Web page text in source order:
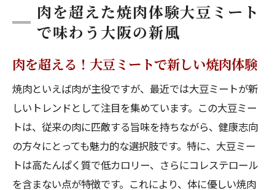
肉を超えた焼肉体験大豆ミート
で味わう大阪の新風
肉を超える！大豆ミートで新しい焼肉体験
焼肉といえば肉が主役ですが、最近では大豆ミートが新
しいトレンドとして注目を集めています。この大豆ミー
トは、従来の肉に匹敵する旨味を持ちながら、健康志向
の方々にとっても魅力的な選択肢です。特に、大豆ミー
トは高たんぱく質で低カロリー、さらにコレステロール
を含まない点が特徴です。これにより、体に優しい焼肉